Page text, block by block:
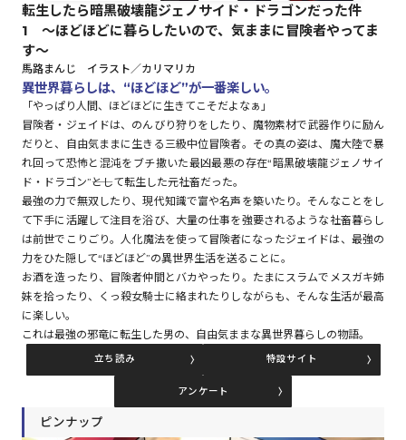
コミッククリエ
リキューレ
コミックパルフェ
コミックエッセイ
転生したら暗黒破壊龍ジェノサイド・ドラゴンだった件
1 ～ほどほどに暮らしたいので、気ままに冒険者やってま
す～
馬路まんじ イラスト／カリマリカ
異世界暮らしは、“ほどほど”が一番楽しい。
「やっぱり人間、ほどほどに生きてこそだよなぁ」
冒険者・ジェイドは、のんびり狩りをしたり、魔物素材で武器作りに励ん
だりと、自由気ままに生きる三級中位冒険者。その真の姿は、魔大陸で暴
れ回って恐怖と混沌をブチ撒いた最凶最悪の存在“暗黒破壊龍ジェノサイ
ド・ドラゴン”――として転生した元社畜だった。
最強の力で無双したり、現代知識で富や名声を築いたり。そんなことをし
て下手に活躍して注目を浴び、大量の仕事を強要されるような社畜暮らし
は前世でこりごり。人化魔法を使って冒険者になったジェイドは、最強の
力をひた隠して“ほどほど”の異世界生活を送ることに。
お酒を造ったり、冒険者仲間とバカやったり。たまにスラムでメスガキ姉
妹を拾ったり、くっ殺女騎士に絡まれたりしながらも、そんな生活が最高
に楽しい。
これは最強の邪竜に転生した男の、自由気ままな異世界暮らしの物語。
立ち読み 特設サイト
アンケート
ピンナップ